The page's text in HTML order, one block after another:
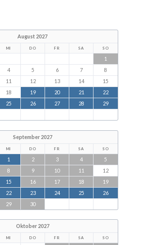
August 2027
MI DO FR SA SO
1
4 5 6 7
8
11 12 13 14
15
18 19 20 21
22
25 26 27 28
29
September 2027
MI DO FR SA SO
1 2 3 4
5
8 9 10 11
12
15 16 17 18
19
22 23 24 25
26
29 30
Oktober 2027
MI DO FR SA SO